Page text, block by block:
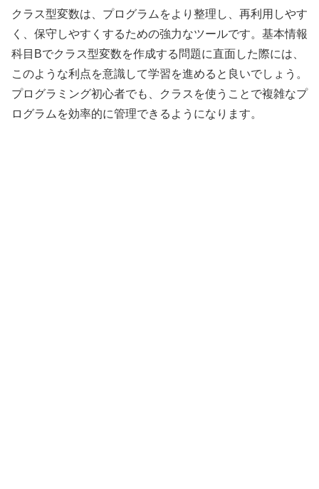
クラス型変数は、プログラムをより整理し、再利用しやす
く、保守しやすくするための強力なツールです。基本情報
科目Bでクラス型変数を作成する問題に直面した際には、
このような利点を意識して学習を進めると良いでしょう。
プログラミング初心者でも、クラスを使うことで複雑なプ
ログラムを効率的に管理できるようになります。